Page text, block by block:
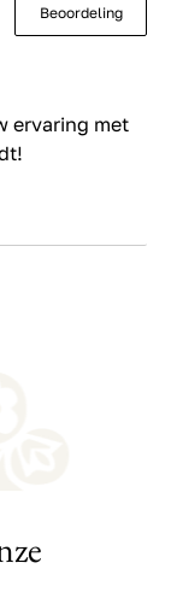
Beoordeling
ervaring met